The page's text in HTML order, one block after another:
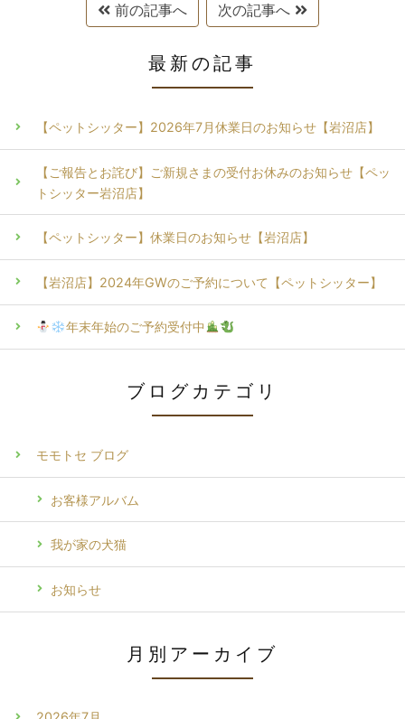
前の記事へ 次の記事へ
最新の記事
【ペットシッター】2026年7月休業日のお知らせ【岩沼店】
【ご報告とお詫び】ご新規さまの受付お休みのお知らせ【ペッ
トシッター岩沼店】
【ペットシッター】休業日のお知らせ【岩沼店】
【岩沼店】2024年GWのご予約について【ペットシッター】
年末年始のご予約受付中
ブログカテゴリ
モモトセ ブログ
お客様アルバム
我が家の犬猫
お知らせ
月別アーカイブ